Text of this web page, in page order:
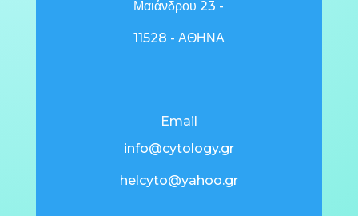
Μαιάνδρου 23 -
11528 - ΑΘΗΝΑ
Email
info@cytology.gr
helcyto@yahoo.gr